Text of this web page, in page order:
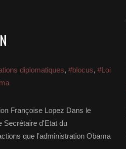
diplomatiques, #blocus, #Loi
Françoise Lopez Dans le
Secrétaire d'Etat du
que l'administration Obama